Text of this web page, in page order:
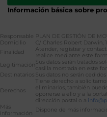
Información básica sobre
Responsable PLAN DE GESTIÓN DE
Domicilio
C/ Charles Robert Darwin,
Finalidad
Atender, registrar y
realice mediante este
LegitimaciónSus datos serán tratados
casilla mostrada en este
Destinatarios Sus datos no serán cedidos
Derechos
Tiene derecho a
eliminarlos, también
oponerse a ello y a la
dirección postal o a
Más
información Dispone de más